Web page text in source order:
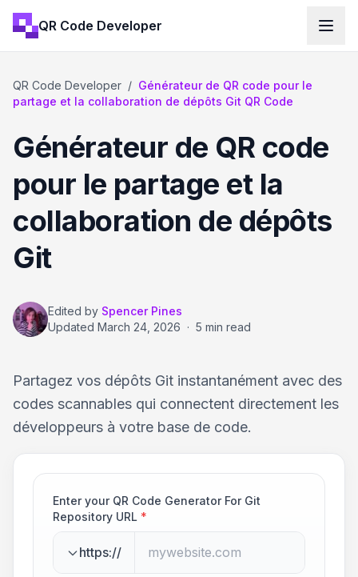
QR Code Developer
QR Code Developer / Générateur de QR code pour le
partage et la collaboration de dépôts Git QR Code
Générateur de QR code
pour le partage et la
collaboration de dépôts
Git
Edited by Spencer Pines
Updated March 24, 2026 · 5 min read
Partagez vos dépôts Git instantanément avec des
codes scannables qui connectent directement les
développeurs à votre base de code.
Enter your QR Code Generator For Git
Repository URL *
https://